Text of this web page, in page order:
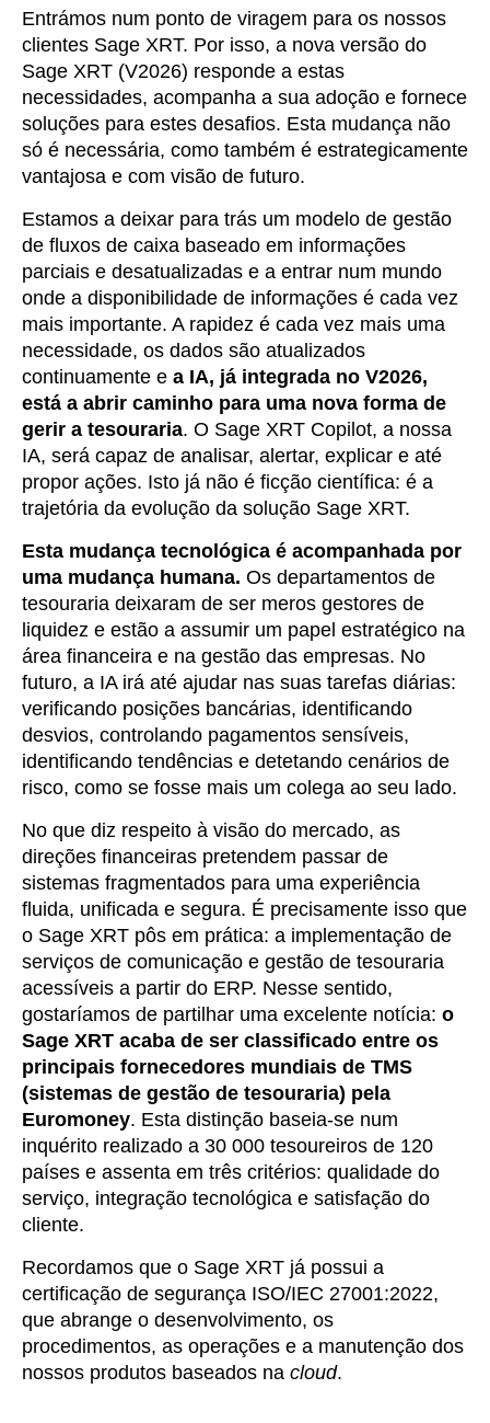
Entrámos num ponto de viragem para os nossos
clientes Sage XRT. Por isso, a nova versão do
Sage XRT (V2026) responde a estas
necessidades, acompanha a sua adoção e fornece
soluções para estes desafios. Esta mudança não
só é necessária, como também é estrategicamente
vantajosa e com visão de futuro.
Estamos a deixar para trás um modelo de gestão
de fluxos de caixa baseado em informações
parciais e desatualizadas e a entrar num mundo
onde a disponibilidade de informações é cada vez
mais importante. A rapidez é cada vez mais uma
necessidade, os dados são atualizados
continuamente e a IA, já integrada no V2026,
está a abrir caminho para uma nova forma de
gerir a tesouraria. O Sage XRT Copilot, a nossa
IA, será capaz de analisar, alertar, explicar e até
propor ações. Isto já não é ficção científica: é a
trajetória da evolução da solução Sage XRT.
Esta mudança tecnológica é acompanhada por
uma mudança humana. Os departamentos de
tesouraria deixaram de ser meros gestores de
liquidez e estão a assumir um papel estratégico na
área financeira e na gestão das empresas. No
futuro, a IA irá até ajudar nas suas tarefas diárias:
verificando posições bancárias, identificando
desvios, controlando pagamentos sensíveis,
identificando tendências e detetando cenários de
risco, como se fosse mais um colega ao seu lado.
No que diz respeito à visão do mercado, as
direções financeiras pretendem passar de
sistemas fragmentados para uma experiência
fluida, unificada e segura. É precisamente isso que
o Sage XRT pôs em prática: a implementação de
serviços de comunicação e gestão de tesouraria
acessíveis a partir do ERP. Nesse sentido,
gostaríamos de partilhar uma excelente notícia: o
Sage XRT acaba de ser classificado entre os
principais fornecedores mundiais de TMS
(sistemas de gestão de tesouraria) pela
Euromoney. Esta distinção baseia-se num
inquérito realizado a 30 000 tesoureiros de 120
países e assenta em três critérios: qualidade do
serviço, integração tecnológica e satisfação do
cliente.
Recordamos que o Sage XRT já possui a
certificação de segurança ISO/IEC 27001:2022,
que abrange o desenvolvimento, os
procedimentos, as operações e a manutenção dos
nossos produtos baseados na cloud.